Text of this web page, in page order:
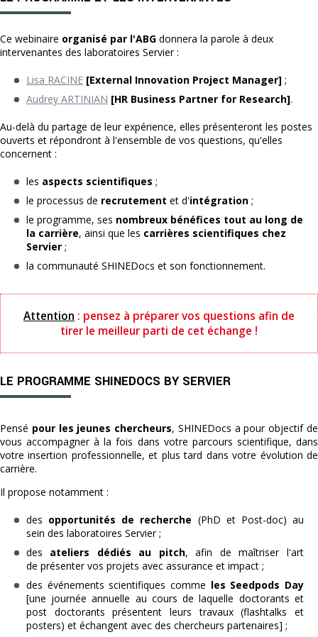
Ce webinaire organisé par l'ABG donnera la parole à deux
intervenantes des laboratoires Servier :
Lisa RACINE [External Innovation Project Manager] ;
Audrey ARTINIAN [HR Business Partner for Research].
Au-delà du partage de leur expérience, elles présenteront les postes
ouverts et répondront à l'ensemble de vos questions, qu'elles
concernent :
les aspects scientifiques ;
le processus de recrutement et d'intégration ;
le programme, ses nombreux bénéfices tout au long de
la carrière, ainsi que les carrières scientifiques chez
Servier ;
la communauté SHINEDocs et son fonctionnement.
Attention : pensez à préparer vos questions afin de
tirer le meilleur parti de cet échange !
LE PROGRAMME SHINEDOCS BY SERVIER
Pensé pour les jeunes chercheurs, SHINEDocs a pour objectif de
vous accompagner à la fois dans votre parcours scientifique, dans
votre insertion professionnelle, et plus tard dans votre évolution de
carrière.
Il propose notamment :
des opportunités de recherche (PhD et Post-doc) au
sein des laboratoires Servier ;
des ateliers dédiés au pitch, afin de maîtriser l'art
de présenter vos projets avec assurance et impact ;
des événements scientifiques comme les Seedpods Day
[une journée annuelle au cours de laquelle doctorants et
post doctorants présentent leurs travaux (flashtalks et
posters) et échangent avec des chercheurs partenaires] ;